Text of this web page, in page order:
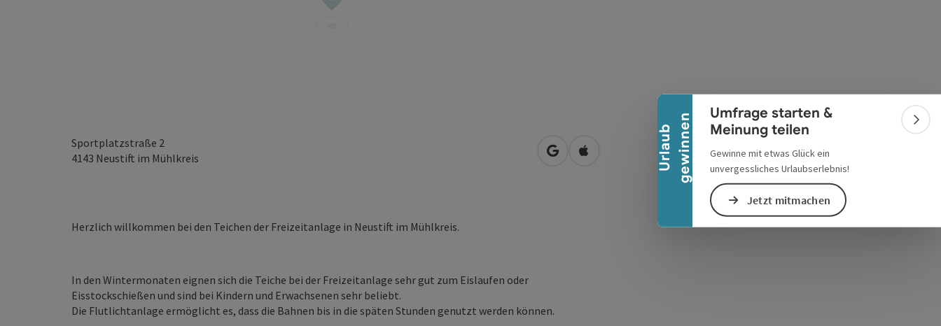
U
r
l
a
u
b
g
e
w
i
n
n
en
Banner einklappen
Umfrage starten &
Meinung teilen
Gewinne mit etwas Glück ein
unvergessliches Urlaubserlebnis!
Jetzt mitmachen
Sportplatzstraße 2
4143 Neustift im Mühlkreis in Google Maps öffnen
in Apple Maps öffnen
Herzlich willkommen bei den Teichen der Freizeitanlage in Neustift im Mühlkreis.
In den Wintermonaten eignen sich die Teiche bei der Freizeitanlage sehr gut zum Eislaufen oder
Eisstockschießen und sind bei Kindern und Erwachsenen sehr beliebt.
Die Flutlichtanlage ermöglicht es, dass die Bahnen bis in die späten Stunden genutzt werden können.